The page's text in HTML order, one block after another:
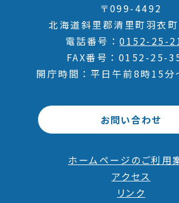
〒099-4492
北海道斜里郡清里町羽衣
電話番号
0152-25-
FAX番号
0152-25-
開庁時間
平日午前8時15分
お問い合わせ
ホームページのご利用
アクセス
リンク